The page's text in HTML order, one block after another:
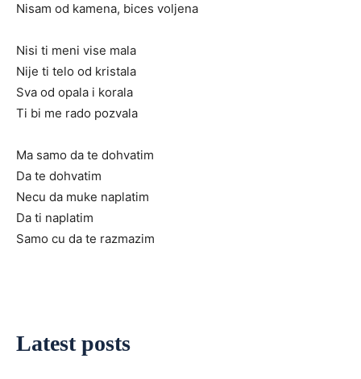
Nisam od kamena, bices voljena
Nisi ti meni vise mala
Nije ti telo od kristala
Sva od opala i korala
Ti bi me rado pozvala
Ma samo da te dohvatim
Da te dohvatim
Necu da muke naplatim
Da ti naplatim
Samo cu da te razmazim
Latest posts